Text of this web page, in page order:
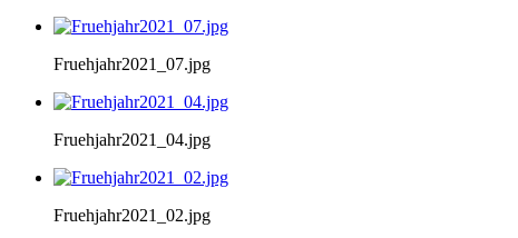
Fruehjahr2021_07.jpg
Fruehjahr2021_04.jpg
Fruehjahr2021_02.jpg